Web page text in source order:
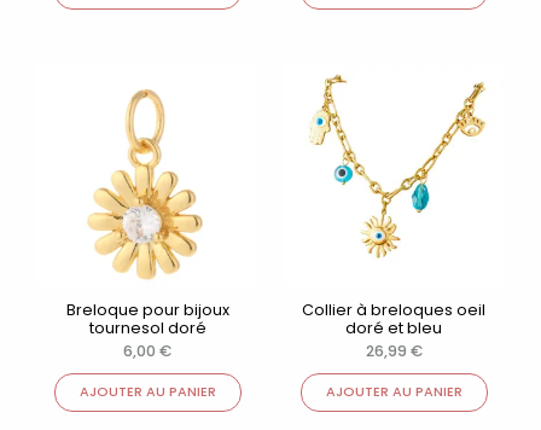
Breloque pour bijoux
tournesol doré
6,00 €
AJOUTER AU PANIER
Collier à breloques oeil
doré et bleu
26,99 €
AJOUTER AU PANIER